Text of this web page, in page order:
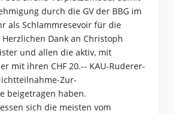
durch die GV der BBG im
als Schlammresevoir für die
Dank an Christoph
und allen die aktiv, mit
mit ihren CHF 20.-- KAU-Ruderer-
Zur-
beigetragen haben.
sich die meisten vom